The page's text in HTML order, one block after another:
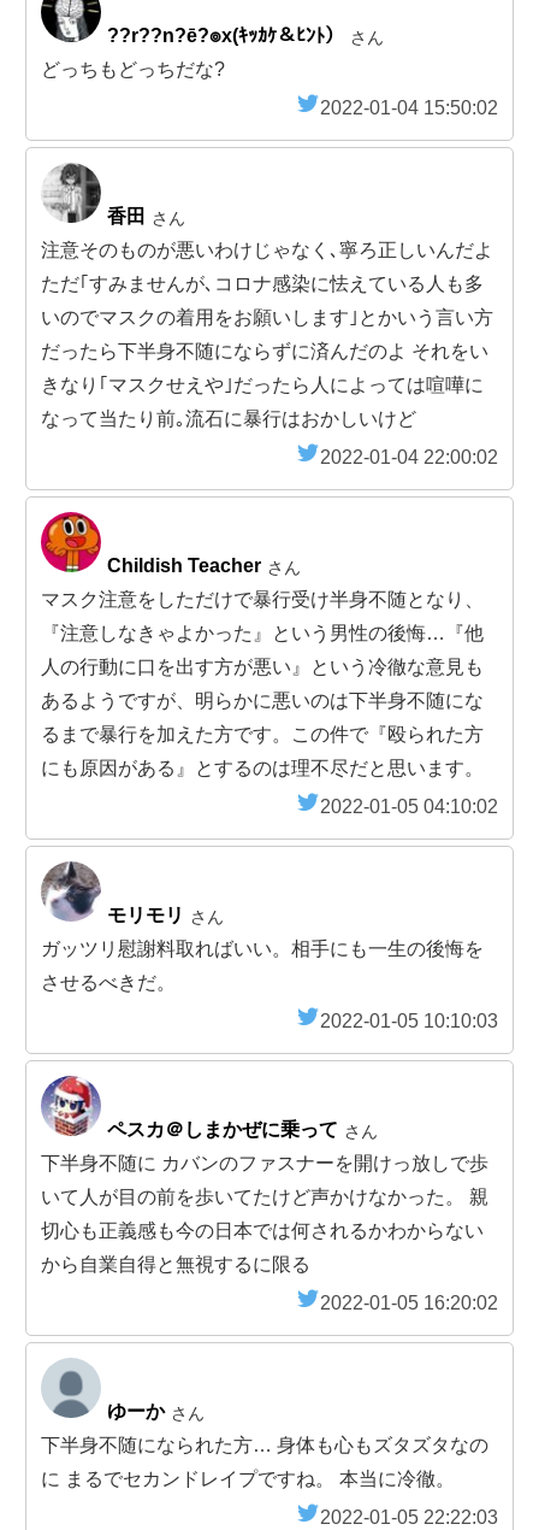
??r??n?ē?๏x(ｷｯｶｹ＆ﾋﾝﾄ） さん
どっちもどっちだな?
2022-01-04 15:50:02
香田 さん
注意そのものが悪いわけじゃなく､寧ろ正しいんだよ
ただ｢すみませんが､コロナ感染に怯えている人も多
いのでマスクの着用をお願いします｣とかいう言い方
だったら下半身不随にならずに済んだのよ それをい
きなり｢マスクせえや｣だったら人によっては喧嘩に
なって当たり前｡流石に暴行はおかしいけど
2022-01-04 22:00:02
Childish Teacher さん
マスク注意をしただけで暴行受け半身不随となり、
『注意しなきゃよかった』という男性の後悔…『他
人の行動に口を出す方が悪い』という冷徹な意見も
あるようですが、明らかに悪いのは下半身不随にな
るまで暴行を加えた方です。この件で『殴られた方
にも原因がある』とするのは理不尽だと思います。
2022-01-05 04:10:02
モリモリ さん
ガッツリ慰謝料取ればいい。相手にも一生の後悔を
させるべきだ。
2022-01-05 10:10:03
ペスカ＠しまかぜに乗って さん
下半身不随に カバンのファスナーを開けっ放しで歩
いて人が目の前を歩いてたけど声かけなかった。 親
切心も正義感も今の日本では何されるかわからない
から自業自得と無視するに限る
2022-01-05 16:20:02
ゆーか さん
下半身不随になられた方… 身体も心もズタズタなの
に まるでセカンドレイプですね。 本当に冷徹。
2022-01-05 22:22:03